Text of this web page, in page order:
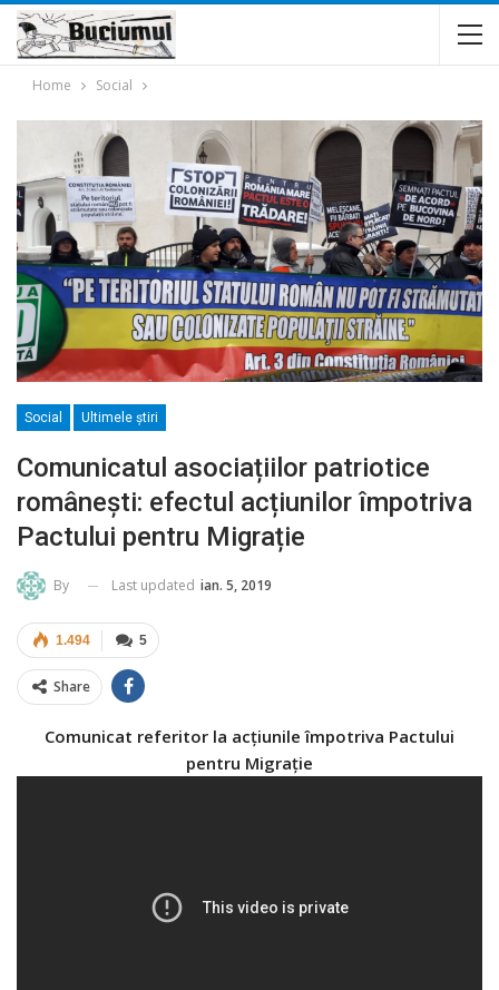
Home Social
Social Ultimele ştiri
Comunicatul asociațiilor patriotice
românești: efectul acțiunilor împotriva
Pactului pentru Migrație
By Last updated ian. 5, 2019
5
1.494
Share
Comunicat referitor la acțiunile împotriva Pactului
pentru Migrație